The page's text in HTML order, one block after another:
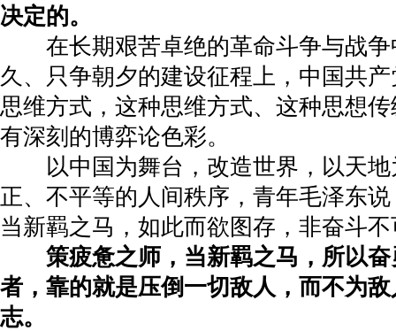
决定的。
在长期艰苦卓绝的革命斗争与战争
久、只争朝夕的建设征程上，中国共
思维方式，这种思维方式、这种思想
有深刻的博弈论色彩。
以中国为舞台，改造世界，以天地
正、不平等的人间秩序，青年毛泽东
当新羁之马，如此而欲图存，非奋斗不
策疲惫之师，当新羁之马，所以
者，靠的就是压倒一切敌人，而不为
志。